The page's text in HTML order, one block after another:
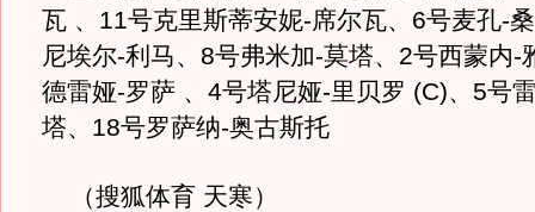
瓦 、11号克里斯蒂安妮-席尔瓦、6号麦孔-
尼埃尔-利马、8号弗米加-莫塔、2号西蒙内-
德雷娅-罗萨 、4号塔尼娅-里贝罗 (C)、5号
塔、18号罗萨纳-奥古斯托
（搜狐体育 天寒）